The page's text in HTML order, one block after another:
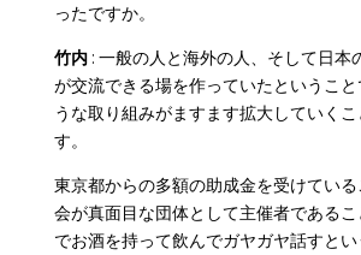
ったですか。
竹内: 一般の人と海外の人、そして日本
が交流できる場を作っていたということ
うな取り組みがますます拡大していく
す。
東京都からの多額の助成金を受けてい
会が真面目な団体として主催者である
でお酒を持って飲んでガヤガヤ話すと